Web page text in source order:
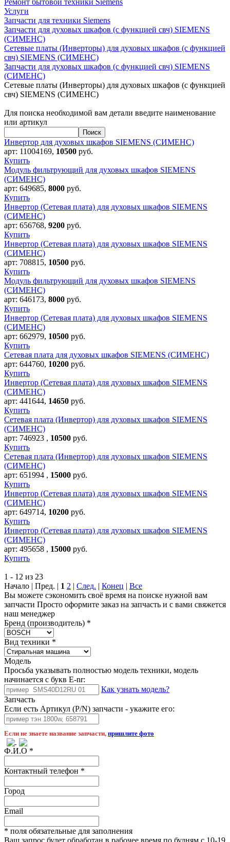
Ремонт бытовой техники Siemens
Услуги
Запчасти для техники Siemens
Запчасти для духовых шкафов (с функцией свч) SIEMENS
(СИМЕНС)
Сетевые платы (Инверторы) для духовых шкафов (с функцией
свч) SIEMENS (СИМЕНС)
Запчасти для духовых шкафов (с функцией свч) SIEMENS
(СИМЕНС)
Сетевые платы (Инверторы) для духовых шкафов (с функцией
свч) SIEMENS (СИМЕНС)
Для поиска необходимой вам детали введите наименование
или артикул
Инвертор для духовых шкафов SIEMENS (СИМЕНС)
арт: 11004169, 10500 руб.
Купить
Модуль фильтрующий для духовых шкафов SIEMENS
(СИМЕНС)
арт: 649685, 8000 руб.
Купить
Инвертор (Сетевая плата) для духовых шкафов SIEMENS
(СИМЕНС)
арт: 656768, 9200 руб.
Купить
Инвертор (Сетевая плата) для духовых шкафов SIEMENS
(СИМЕНС)
арт: 708815, 10500 руб.
Купить
Модуль фильтрующий для духовых шкафов SIEMENS
(СИМЕНС)
арт: 646173, 8000 руб.
Купить
Инвертор (Сетевая плата) для духовых шкафов SIEMENS
(СИМЕНС)
арт: 662979, 10500 руб.
Купить
Сетевая плата для духовых шкафов SIEMENS (СИМЕНС)
арт: 644760, 10200 руб.
Купить
Инвертор (Сетевая плата) для духовых шкафов SIEMENS
(СИМЕНС)
арт: 441644, 14650 руб.
Купить
Сетевая плата (Инвертор) для духовых шкафов SIEMENS
(СИМЕНС)
арт: 746923 , 10500 руб.
Купить
Сетевая плата (Инвертор) для духовых шкафов SIEMENS
(СИМЕНС)
арт: 651994 , 15000 руб.
Купить
Инвертор (Сетевая плата) для духовых шкафов SIEMENS
(СИМЕНС)
арт: 649714, 10200 руб.
Купить
Инвертор (Сетевая плата) для духовых шкафов SIEMENS
(СИМЕНС)
арт: 495658 , 15000 руб.
Купить
1 - 12 из 23
Начало | Пред. | 1 2 | След. | Конец | Все
Вы можете сэкономить своё время на поиске нужной вам
запчасти Просто оформите заказ на запчасть и с вами свяжется
наш менеджер
Бренд (производитель) *
Вид техники *
Модель
Просьба указывать полностью модель техники, модель
начинается с букв E-nr:
Как узнать модель?
Запчасть
Если есть Артикул (P/N) запчасти - укажите его:
Если не знаете название запчасти, пришлите фото
Ф.И.О *
Контактный телефон *
Город
Email
* поля обязательные для заполнения